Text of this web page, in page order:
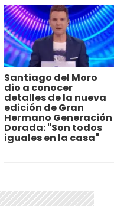
Santiago del Moro
dio a conocer
detalles de la nueva
edición de Gran
Hermano Generación
Dorada: "Son todos
iguales en la casa"